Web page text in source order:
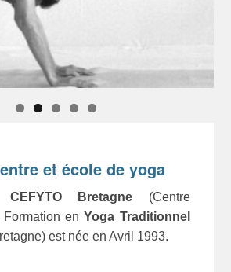
et école de yoga
CEFYTO Bretagne (Centre
Formation enYoga Traditionnel
est née en Avril 1993.